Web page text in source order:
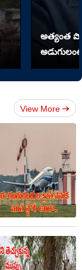
అత్యంత
View More